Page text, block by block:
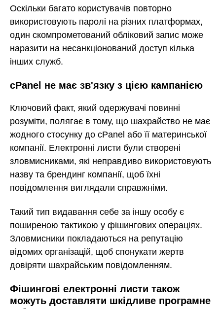
Оскільки багато користувачів повторно
використовують паролі на різних платформах,
один скомпрометований обліковий запис може
наразити на несанкціонований доступ кілька
інших служб.
cPanel не має зв'язку з цією кампанією
Ключовий факт, який одержувачі повинні
розуміти, полягає в тому, що шахрайство не має
жодного стосунку до cPanel або її материнської
компанії. Електронні листи були створені
зловмисниками, які неправдиво використовують
назву та брендинг компанії, щоб їхні
повідомлення виглядали справжніми.
Такий тип видавання себе за іншу особу є
поширеною тактикою у фішингових операціях.
Зловмисники покладаються на репутацію
відомих організацій, щоб спонукати жертв
довіряти шахрайським повідомленням.
Фішингові електронні листи також
можуть доставляти шкідливе програмне